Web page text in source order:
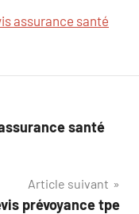
assurance santé
santé
Article suivant
prévoyance tpe